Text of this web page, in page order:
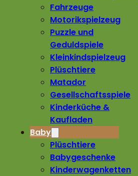
Fahrzeuge
Motorikspielzeug
Puzzle und
Geduldspiele
Kleinkindspielzeug
Plüschtiere
Matador
Gesellschaftsspiele
Kinderküche &
Kaufladen
Baby
Plüschtiere
Babygeschenke
Kinderwagenketten